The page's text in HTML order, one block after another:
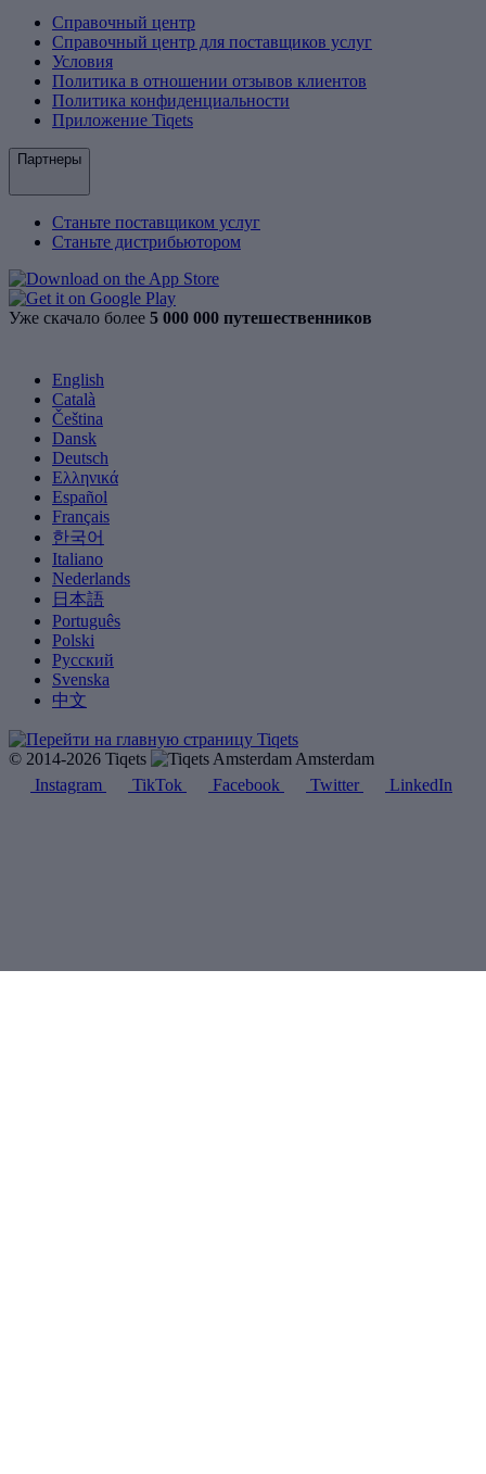
Справочный центр
Справочный центр для поставщиков услуг
Условия
Политика в отношении отзывов клиентов
Политика конфиденциальности
Приложение Tiqets
Партнеры
Станьте поставщиком услуг
Станьте дистрибьютором
Уже скачало более 5 000 000 путешественников
English
Català
Čeština
Dansk
Deutsch
Ελληνικά
Español
Français
한국어
Italiano
Nederlands
日本語
Português
Polski
Русский
Svenska
中文
© 2014-2026 Tiqets
Amsterdam
Instagram
TikTok Facebook Twitter LinkedIn